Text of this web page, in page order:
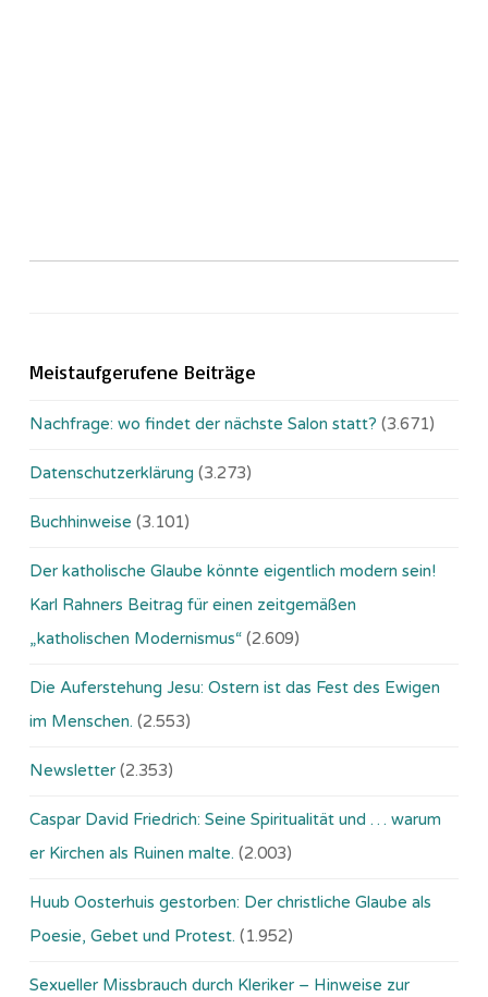
Meistaufgerufene Beiträge
Nachfrage: wo findet der nächste Salon statt? (3.671)
Datenschutzerklärung (3.273)
Buchhinweise (3.101)
Der katholische Glaube könnte eigentlich modern sein!
Karl Rahners Beitrag für einen zeitgemäßen
„katholischen Modernismus“ (2.609)
Die Auferstehung Jesu: Ostern ist das Fest des Ewigen
im Menschen. (2.553)
Newsletter (2.353)
Caspar David Friedrich: Seine Spiritualität und … warum
er Kirchen als Ruinen malte. (2.003)
Huub Oosterhuis gestorben: Der christliche Glaube als
Poesie, Gebet und Protest. (1.952)
Sexueller Missbrauch durch Kleriker – Hinweise zur